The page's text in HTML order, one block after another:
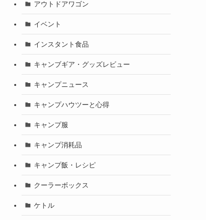
アウトドアワゴン
イベント
インスタント食品
キャンブギア・グッズレビュー
キャンプニュース
キャンプハウツーと心得
キャンプ服
キャンプ消耗品
キャンプ飯・レシピ
クーラーボックス
ケトル